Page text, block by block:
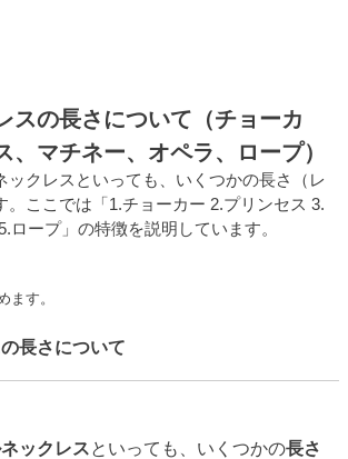
スの長さについて（チョーカ
、マチネー、オペラ、ロープ）
ックレスといっても、いくつかの長さ（レ
。ここでは「1.チョーカー 2.プリンセス 3.
ロープ」の特徴を説明しています。
ます。
長さについて
ネックレスといっても、いくつかの長さ